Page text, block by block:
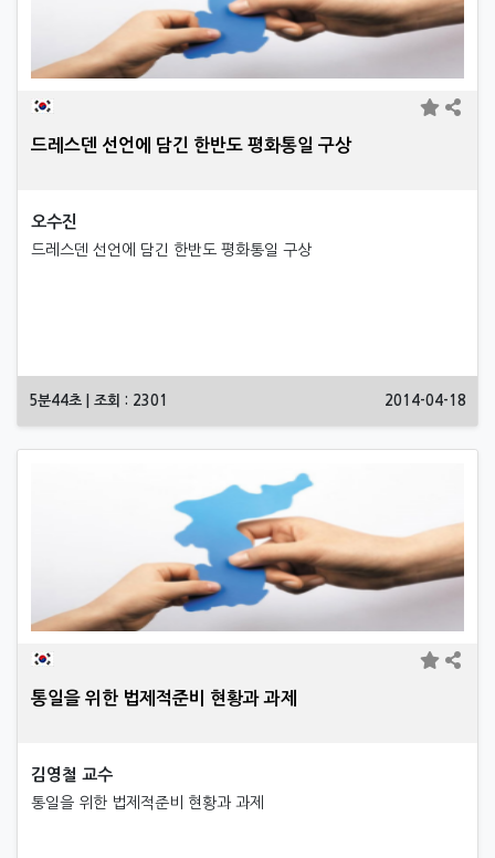
드레스덴 선언에 담긴 한반도 평화통일 구상
오수진
드레스덴 선언에 담긴 한반도 평화통일 구상
5분44초 | 조회 : 2301 2014-04-18
통일을 위한 법제적준비 현황과 과제
김영철 교수
통일을 위한 법제적준비 현황과 과제